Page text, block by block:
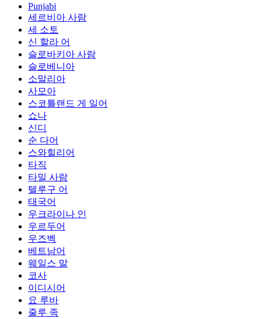
Punjabi
세르비아 사람
세 소토
신 할라 어
슬로바키아 사람
슬로베니아
소말리아
사모아
스코틀랜드 게 일어
쇼나
신디
순 다어
스와힐리어
타직
타밀 사람
텔루구 어
태국어
우크라이나 인
우르두어
우즈벡
베트남어
웨일스 말
코사
이디시어
요 루바
줄루 족